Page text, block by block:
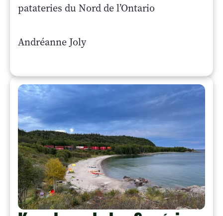
patateries du Nord de l’Ontario
Andréanne Joly